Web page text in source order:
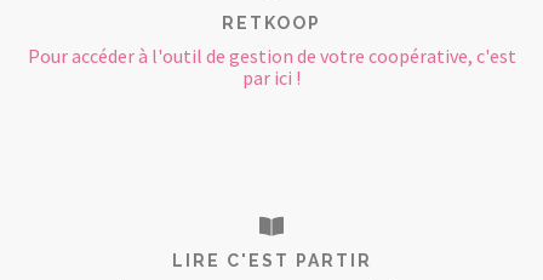
RETKOOP
Pour accéder à l'outil de gestion de votre coopérative, c'est
par ici !
LIRE C'EST PARTIR